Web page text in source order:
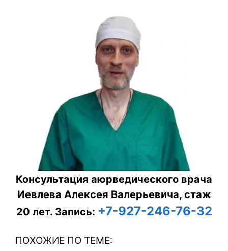
Консультация аюрведического врача
Иевлева Алексея Валерьевича, стаж
20 лет. Запись: +7-927-246-76-32
ПОХОЖИЕ ПО ТЕМЕ: